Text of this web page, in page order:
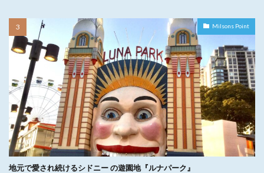
Milsons Point
地元で愛され続けるシドニー の遊園地『ルナパーク』